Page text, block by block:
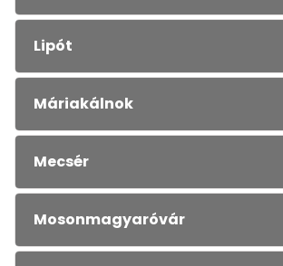
Lipót
Máriakálnok
Mecsér
Mosonmagyaróvár